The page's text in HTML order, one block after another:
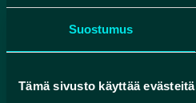
Suostumus
Tämä sivusto käyttää evästeitä
HUMANPOLIS OY
Valtatie